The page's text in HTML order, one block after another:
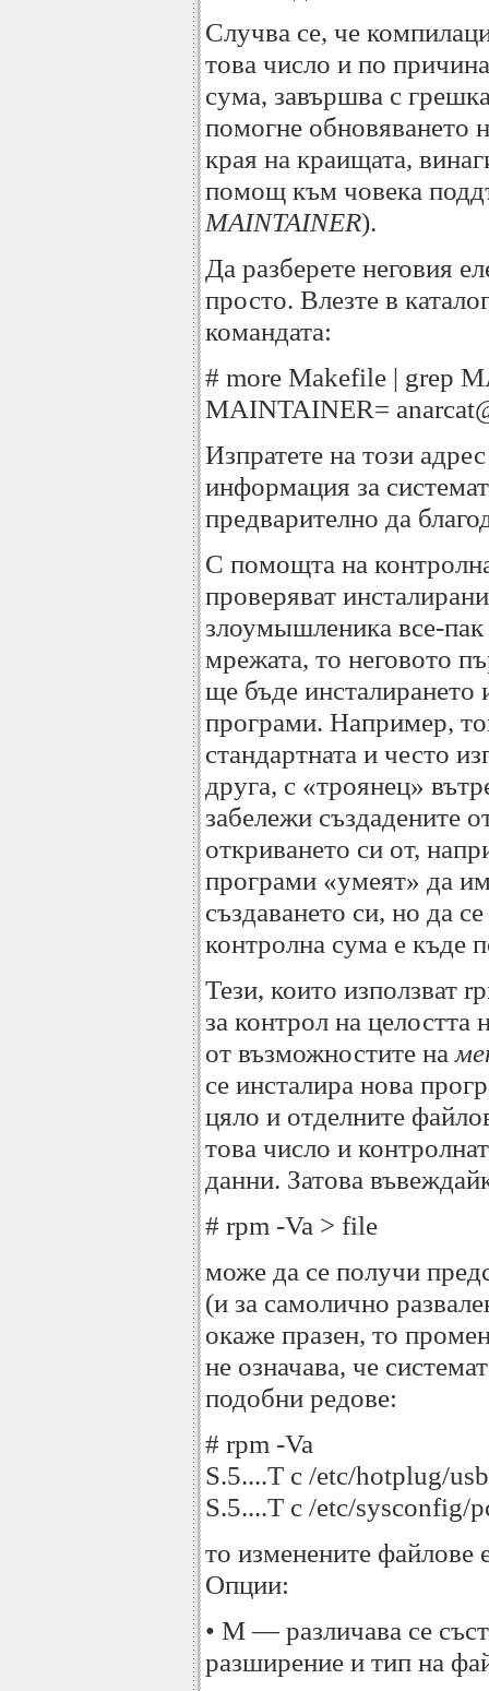
Случва се, че
това число и по
сума, завършва с
помогне обновяването
края на краищата,
помощ към човека
MAINTAINER).
Да разберете неговия
просто. Влезте в
командата:
# more Makefile | grep
MAINTAINER=
Изпратете на този
информация за
предварително да
С помощта на
проверяват
злоумышленика все-
мрежата, то неговото
ще бъде инсталирането
програми. Например,
стандартната и често
друга, с «троянец»
забележи създадените
откриването си от,
програми «умеят» да
създаването си, но да
контролна сума е къде
Тези, които използват
за контрол на целостта
от възможностите на
се инсталира нова
цяло и отделните
това число и
данни. Затова
# rpm -Va > file
може да се получи
(и за самолично
окаже празен, то
не означава, че
подобни редове:
# rpm -Va
S.5....T c /etc/hotplug/
S.5....T c /etc/sysconfig/
то изменените файлове
Опции:
• M — различава се
разширение и тип на